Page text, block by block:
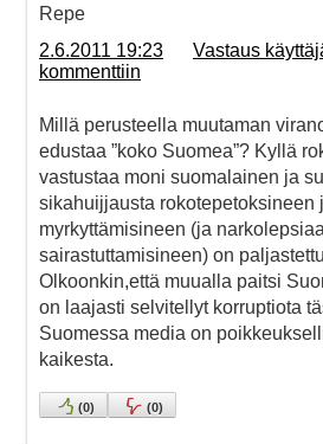
Repe
2.6.2011 19:23
Vastaus
kommenttiin
Millä perusteella muutaman
edustaa ”koko Suomea”? Kyllä
vastustaa moni suomalainen ja
sikahuijjausta rokotepetoksineen
myrkyttämisineen (ja
sairastuttamisineen) on
Olkoonkin,että muualla paitsi
on laajasti selvitellyt korruptiota
Suomessa media on
kaikesta.
(0) (0)